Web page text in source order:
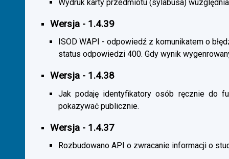
Wydruk karty przedmiotu (sylabusa)
Wersja - 1.4.39
ISOD WAPI - odpowiedź z komunikatem o
status odpowiedzi 400. Gdy wynik
Wersja - 1.4.38
Jak podaję identyfikatory osób ręcznie do
pokazywać publicznie.
Wersja - 1.4.37
Rozbudowano API o zwracanie informacji o